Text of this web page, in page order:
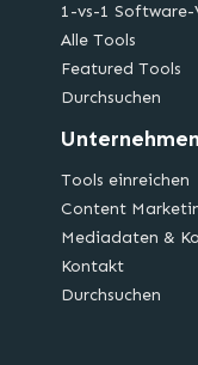
1-vs-1 Software-
Alle Tools
Featured Tools
Durchsuchen
Unternehmen
Tools einreichen
Content
Mediadaten &
Kontakt
Durchsuchen